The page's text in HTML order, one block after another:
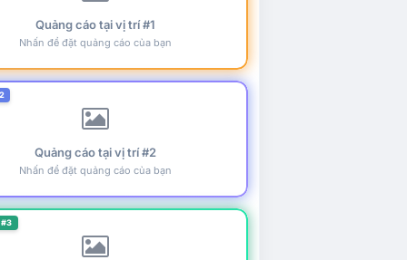
Quảng cáo tại vị trí #1
Nhấn để đặt quảng cáo của bạn
Quảng cáo tại vị trí #2
Nhấn để đặt quảng cáo của bạn